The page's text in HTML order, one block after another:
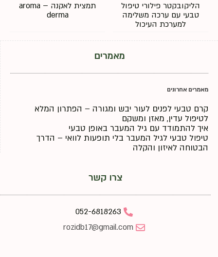
הליקובקטר פילורי טיפול
טבעי עם ערכה משלימה
למערכת העיכול
תמצית לאקנה – aroma
derma
מאמרים
מאמרים אחרונים
קרם טבעי לפנים לעור יבש ומגורה – הפתרון המלא
לטיפול עדין, מאזן ומשקם
איך להתמודד עם גיל המעבר באופן טבעי
טיפול טבעי לגיל המעבר בלי תופעות לוואי – הדרך
הבטוחה לאיזון והקלה
צרו קשר
052-6818263
rozidb17@gmail.com